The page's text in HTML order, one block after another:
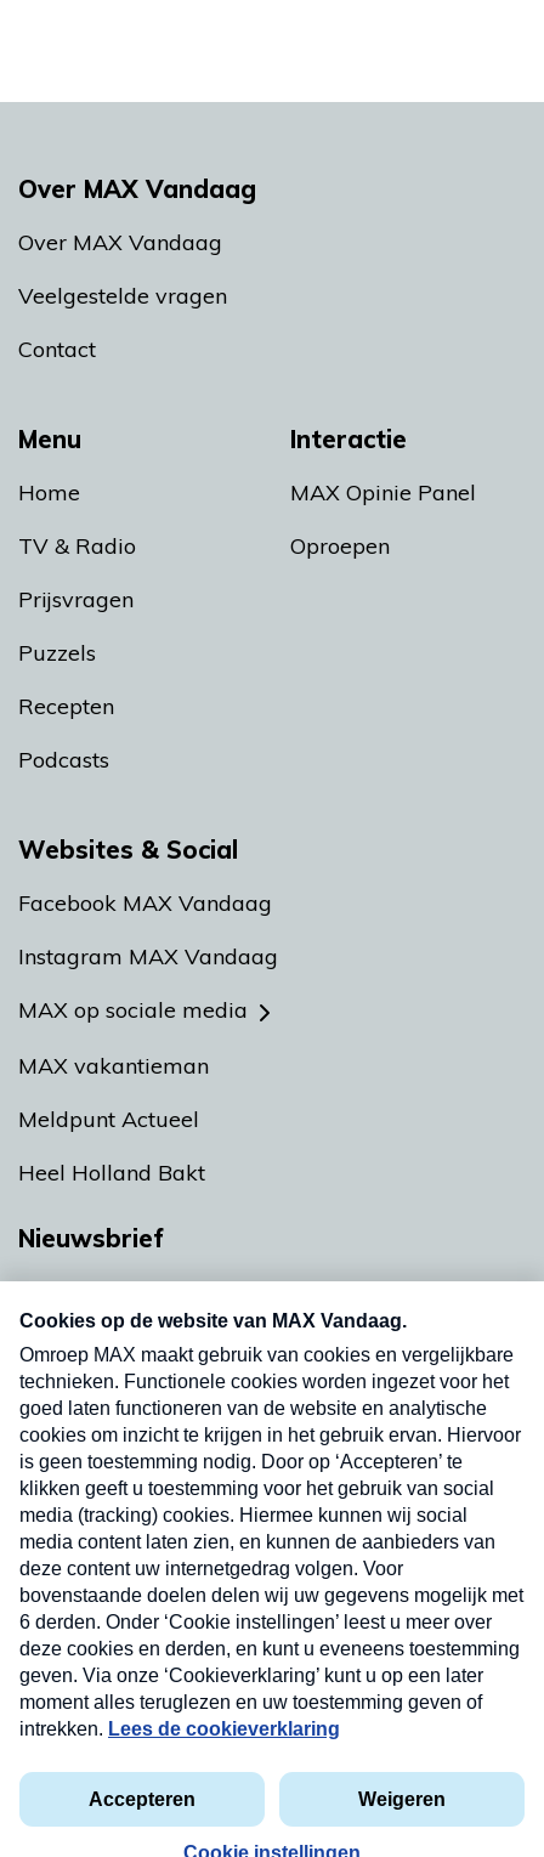
Menu
Home
TV & Radio
Prijsvragen
Puzzels
Recepten
Podcasts
Interactie
MAX Opinie Panel
Oproepen
Over MAX Vandaag
Over MAX Vandaag
Veelgestelde vragen
Contact
Websites & Social
Facebook MAX Vandaag
Instagram MAX Vandaag
MAX op sociale media
MAX vakantieman
Meldpunt Actueel
Heel Holland Bakt
Nieuwsbrief
nieuwsbrief. Elke vrijdag- en dinsdagochtend in
uw mailbox.
Verzend
Privacyverklaring
Cookieverklaring
Kwetsbaarheid melden
Copyright © 2026 MAX Vandaag - Omroep MAX
Nieuwsbrief
Neem hier een gratis abonnement op onze
nieuwsbrief. Elke vrijdag- en dinsdagochtend in uw